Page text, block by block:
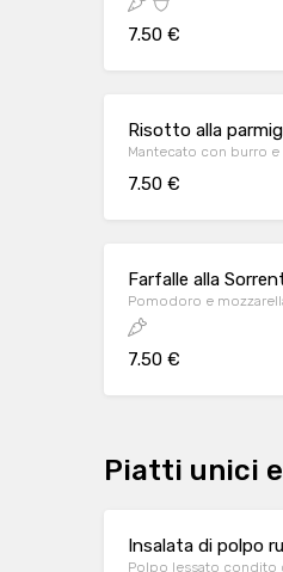
7.50 €
Risotto alla
Mantecato con burro
7.50 €
Farfalle alla
Pomodoro e
7.50 €
Piatti unici
Insalata di polpo